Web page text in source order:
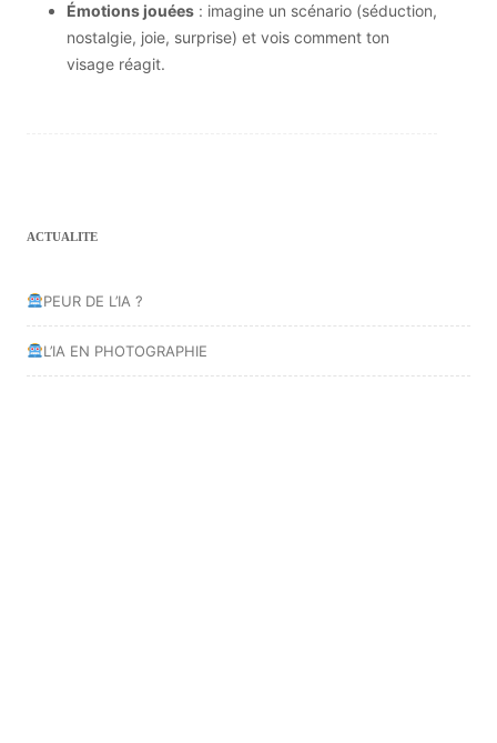
Émotions jouées : imagine un scénario (séduction,
nostalgie, joie, surprise) et vois comment ton
visage réagit.
ACTUALITE
PEUR DE L’IA ?
L’IA EN PHOTOGRAPHIE